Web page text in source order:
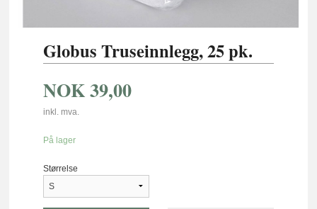
Globus Truseinnlegg, 25 pk.
NOK39,00
inkl. mva.
På lager
Størrelse